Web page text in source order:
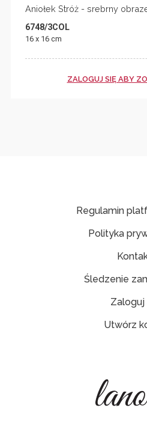
Aniołek Stróż - srebrny
6748/3COL
16 x 16 cm
ZALOGUJ SIĘ ABY
Regulamin
Polityka
Śledzenie
Zaloguj
Utwórz